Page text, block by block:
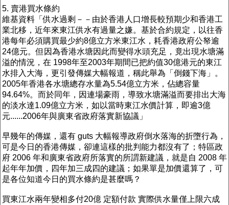
5. 賣港買水條約
維基資料「供水過剩－－由於香港人口增長較預期少和香港工
業北移，近年來東江供水有過量之嫌。基於合約規定，以往香
港每年必須購買最少約8億立方米東江水，耗香港政府公帑逾
24億元。但因為香港水塘因此而變得水頭充足，竟出現水塘滿
溢的情況，在 1998年至2003年期間已把約值30億港元的東江
水排入大海，更引發傳媒大幅報道，稱此舉為「倒錢下海」。
2005年香港各水塘總存水量為5.54億立方米，佔總容量
94.64%。而於同年，因連場豪雨，導致水塘滿溢而要排出大海
的淡水達1.09億立方米，如以當時東江水價計算，即逾3億
元......2006年與廣東省政府落實新協議」
早幾年的傳媒，還有 guts 大幅報導政府倒水落海的折墮行為，
可是今日的香港傳媒，卻連這樣的批判能力都沒有了；特區政
府 2006 年和廣東省政府所落實的所謂新建議，就是自 2008 年
起年年加價，四年加三成四的建議；如果單是加價還算了，可
是各位知道今日的買水條約是甚麼嗎？
買東江水兩年變相多付20億 定額付款 實際供水量僅上限六成